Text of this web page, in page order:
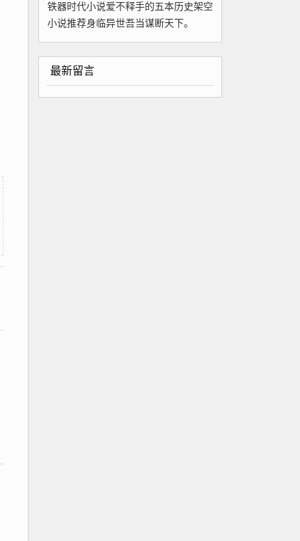
铁器时代小说爱不释手的五本历史架空
小说推荐身临异世吾当谋断天下。
最新留言